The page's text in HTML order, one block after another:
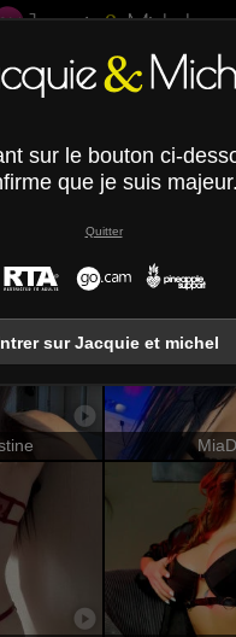
sur le bouton ci-
que je suis majeur.
Quitter
sur Jacquie et michel